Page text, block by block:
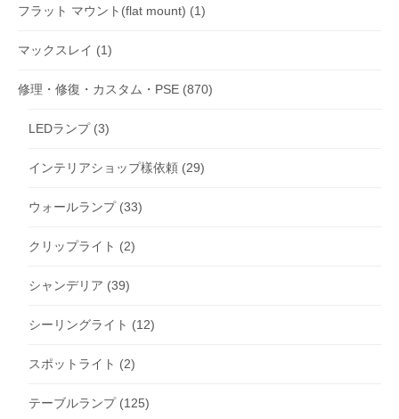
フラット マウント(flat mount) (1)
マックスレイ (1)
修理・修復・カスタム・PSE (870)
LEDランプ(3)
インテリアショップ樣依頼 (29)
ウォールランプ(33)
クリップライト (2)
シャンデリア (39)
シーリングライト (12)
スポットライト (2)
テーブルランプ(125)